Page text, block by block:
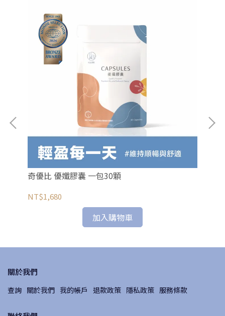
奇優比 優孅膠囊 一包30顆
NT$1,680
加入購物車
關於我們
查詢 關於我們 我的帳戶 退款政策 隱私政策 服務條款